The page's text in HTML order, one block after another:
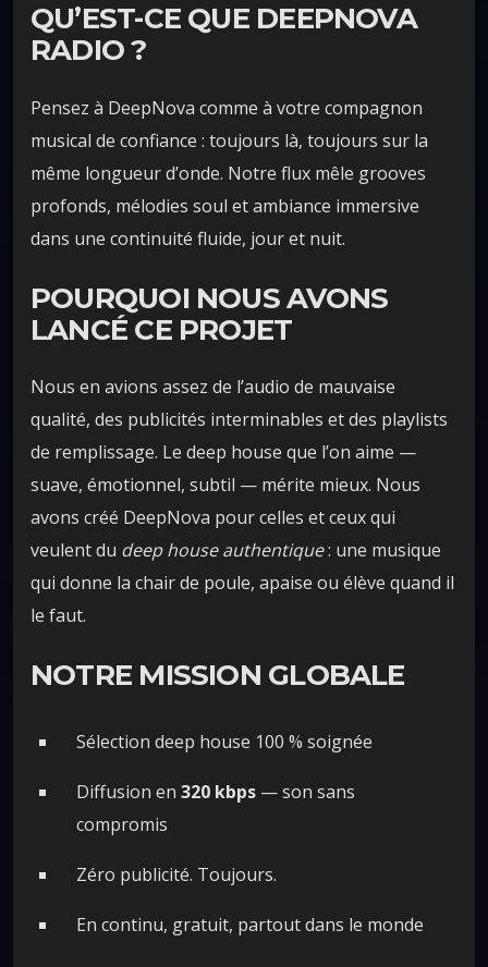
QU’EST-CE QUE DEEPNOVA
RADIO ?
Pensez à DeepNova comme à votre compagnon
musical de confiance : toujours là, toujours sur la
même longueur d’onde. Notre flux mêle grooves
profonds, mélodies soul et ambiance immersive
dans une continuité fluide, jour et nuit.
POURQUOI NOUS AVONS
LANCÉ CE PROJET
Nous en avions assez de l’audio de mauvaise
qualité, des publicités interminables et des playlists
de remplissage. Le deep house que l’on aime —
suave, émotionnel, subtil — mérite mieux. Nous
avons créé DeepNova pour celles et ceux qui
veulent du deep house authentique: une musique
qui donne la chair de poule, apaise ou élève quand il
le faut.
NOTRE MISSION GLOBALE
Sélection deep house 100 % soignée
Diffusion en 320 kbps — son sans
compromis
Zéro publicité. Toujours.
En continu, gratuit, partout dans le monde